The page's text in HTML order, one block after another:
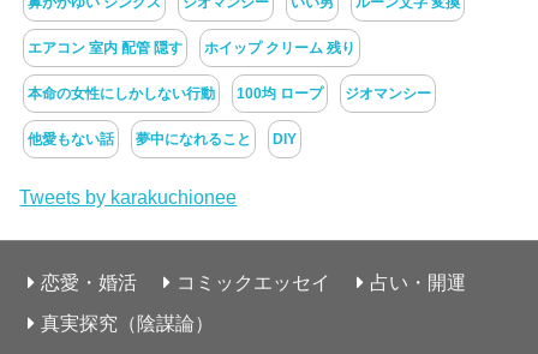
エアコン 室内 配管 隠す ホイップ クリーム 残り
本命の女性にしかしない行動 100均 ロープ ジオマンシー
他愛もない話 夢中になれること DIY
Tweets by karakuchionee
恋愛・婚活 コミックエッセイ
占い・開運
真実探究（陰謀論）